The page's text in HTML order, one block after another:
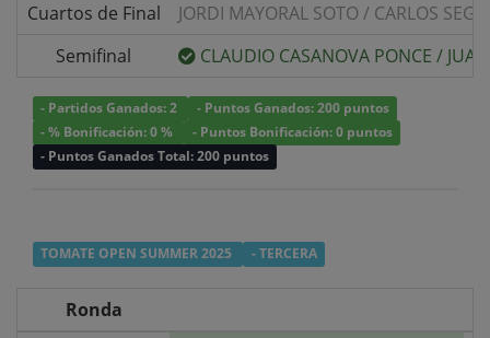
Cuartos de Final
JORDI MAYORAL SOTO / CARLOS
Semifinal
CLAUDIO CASANOVA PONCE /
- Partidos Ganados: 2
- Puntos Ganados: 200 puntos
- % Bonificación: 0 %
- Puntos Bonificación: 0 puntos
- Puntos Ganados Total: 200 puntos
TOMATE OPEN SUMMER 2025 - TERCERA
Ronda